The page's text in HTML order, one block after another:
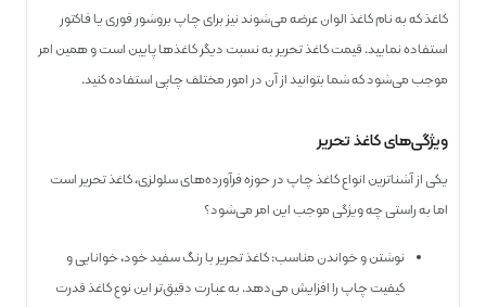
کاغذ که به نام کاغذ الوان عرضه می‌شوند نیز برای چاپ بروشور فوری یا فاکتور
استفاده نمایید. قیمت کاغذ تحریر به نسبت دیگر کاغذها پایین است و همین امر
موجب می‌شود که شما بتوانید از آن در امور مختلف چاپی استفاده کنید.
ویژگی‌های کاغذ تحریر
یکی از آشنا‌ترین انواع کاغذ چاپ در حوزه فرآورده‌های سلولزی، کاغذ تحریر است
اما به راستی چه ویژگی موجب این امر می‌شود؟
نوشتن و خواندن مناسب: کاغذ تحریر با رنگ سفید خود، خوانایی و
کیفیت چاپ را افزایش می‌دهد. به عبارت دقیق‌تر این نوع کاغذ قدرت